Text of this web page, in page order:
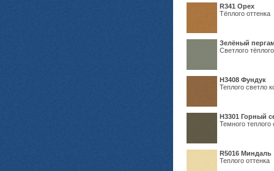
R341 Орех
Тёплого оттенка
Зелёный
Светлого
Н3408 Фундук
Теплого светло
Н3301 Горный
Темного теплого
R5016 Миндаль
Теплого оттенка